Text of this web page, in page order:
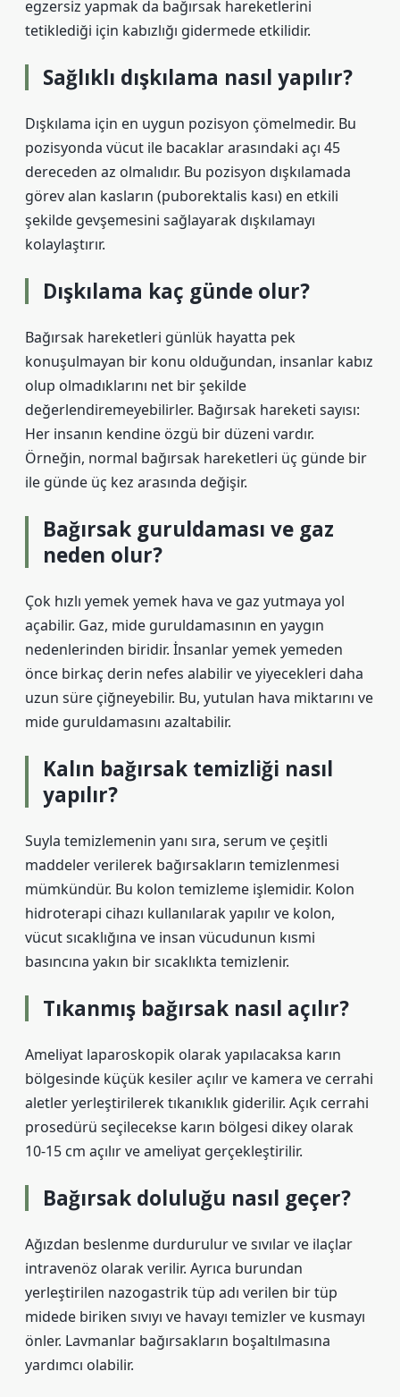
egzersiz yapmak da bağırsak hareketlerini
tetiklediği için kabızlığı gidermede etkilidir.
Sağlıklı dışkılama nasıl yapılır?
Dışkılama için en uygun pozisyon çömelmedir. Bu
pozisyonda vücut ile bacaklar arasındaki açı 45
dereceden az olmalıdır. Bu pozisyon dışkılamada
görev alan kasların (puborektalis kası) en etkili
şekilde gevşemesini sağlayarak dışkılamayı
kolaylaştırır.
Dışkılama kaç günde olur?
Bağırsak hareketleri günlük hayatta pek
konuşulmayan bir konu olduğundan, insanlar kabız
olup olmadıklarını net bir şekilde
değerlendiremeyebilirler. Bağırsak hareketi sayısı:
Her insanın kendine özgü bir düzeni vardır.
Örneğin, normal bağırsak hareketleri üç günde bir
ile günde üç kez arasında değişir.
Bağırsak guruldaması ve gaz
neden olur?
Çok hızlı yemek yemek hava ve gaz yutmaya yol
açabilir. Gaz, mide guruldamasının en yaygın
nedenlerinden biridir. İnsanlar yemek yemeden
önce birkaç derin nefes alabilir ve yiyecekleri daha
uzun süre çiğneyebilir. Bu, yutulan hava miktarını ve
mide guruldamasını azaltabilir.
Kalın bağırsak temizliği nasıl
yapılır?
Suyla temizlemenin yanı sıra, serum ve çeşitli
maddeler verilerek bağırsakların temizlenmesi
mümkündür. Bu kolon temizleme işlemidir. Kolon
hidroterapi cihazı kullanılarak yapılır ve kolon,
vücut sıcaklığına ve insan vücudunun kısmi
basıncına yakın bir sıcaklıkta temizlenir.
Tıkanmış bağırsak nasıl açılır?
Ameliyat laparoskopik olarak yapılacaksa karın
bölgesinde küçük kesiler açılır ve kamera ve cerrahi
aletler yerleştirilerek tıkanıklık giderilir. Açık cerrahi
prosedürü seçilecekse karın bölgesi dikey olarak
10-15 cm açılır ve ameliyat gerçekleştirilir.
Bağırsak doluluğu nasıl geçer?
Ağızdan beslenme durdurulur ve sıvılar ve ilaçlar
intravenöz olarak verilir. Ayrıca burundan
yerleştirilen nazogastrik tüp adı verilen bir tüp
midede biriken sıvıyı ve havayı temizler ve kusmayı
önler. Lavmanlar bağırsakların boşaltılmasına
yardımcı olabilir.